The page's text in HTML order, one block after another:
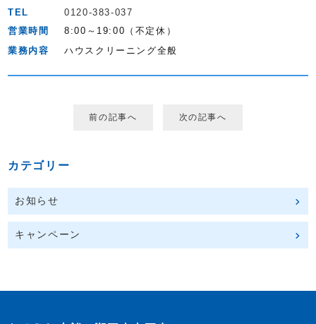
TEL
0120-383-037
営業時間
8:00～19:00（不定休）
業務内容
ハウスクリーニング全般
前の記事へ 次の記事へ
カテゴリー
お知らせ
キャンペーン